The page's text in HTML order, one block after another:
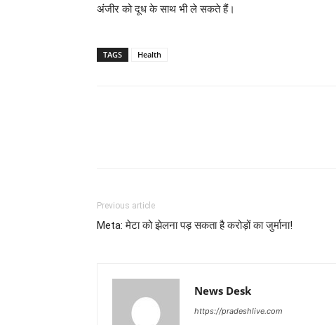
अंजीर को दूध के साथ भी ले सकते हैं।
TAGS Health
Previous article
Meta: मेटा को झेलना पड़ सकता है करोड़ों का जुर्माना!
News Desk
https://pradeshlive.com